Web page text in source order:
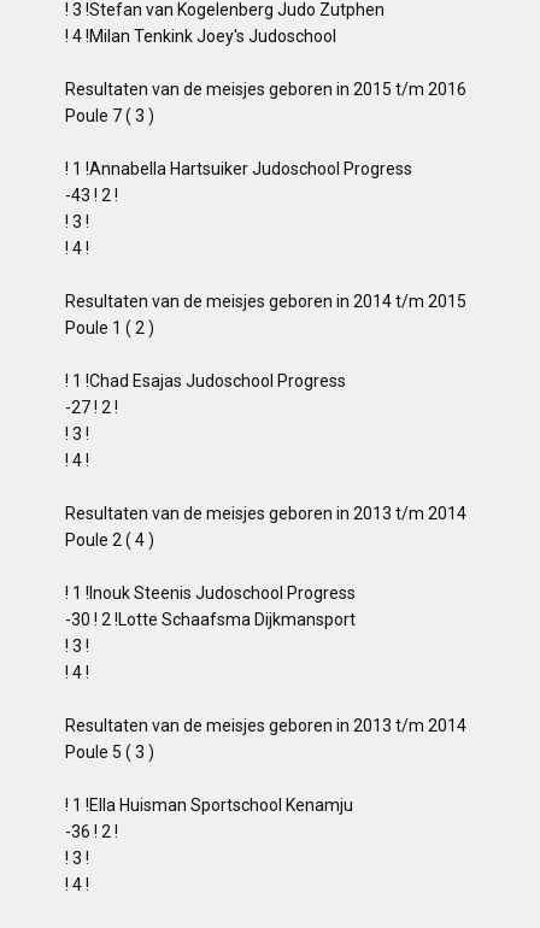
! 3 !Stefan van Kogelenberg Judo Zutphen
! 4 !Milan Tenkink Joey's Judoschool
Resultaten van de meisjes geboren in 2015 t/m 2016
Poule 7 ( 3 )
! 1 !Annabella Hartsuiker Judoschool Progress
-43 ! 2 !
! 3 !
! 4 !
Resultaten van de meisjes geboren in 2014 t/m 2015
Poule 1 ( 2 )
! 1 !Chad Esajas Judoschool Progress
-27 ! 2 !
! 3 !
! 4 !
Resultaten van de meisjes geboren in 2013 t/m 2014
Poule 2 ( 4 )
! 1 !Inouk Steenis Judoschool Progress
-30 ! 2 !Lotte Schaafsma Dijkmansport
! 3 !
! 4 !
Resultaten van de meisjes geboren in 2013 t/m 2014
Poule 5 ( 3 )
! 1 !Ella Huisman Sportschool Kenamju
-36 ! 2 !
! 3 !
! 4 !